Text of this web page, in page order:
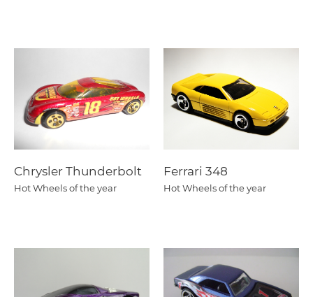
Chrysler Thunderbolt
Hot Wheels of the year
Ferrari 348
Hot Wheels of the year